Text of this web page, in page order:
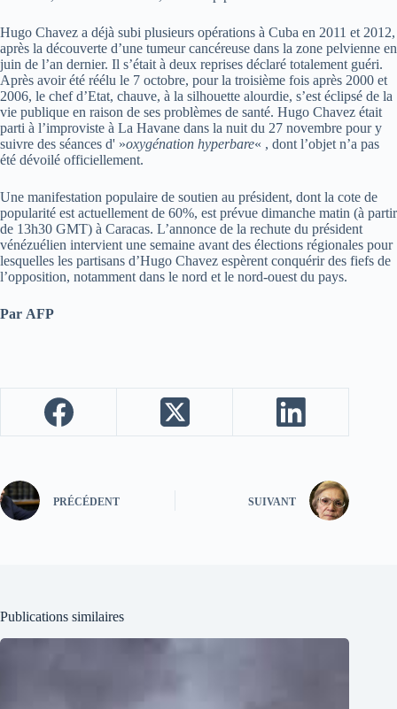
Hugo Chavez a déjà subi plusieurs opérations à Cuba en 2011 et 2012,
après la découverte d’une tumeur cancéreuse dans la zone pelvienne en
juin de l’an dernier. Il s’était à deux reprises déclaré totalement guéri.
Après avoir été réélu le 7 octobre, pour la troisième fois après 2000 et
2006, le chef d’Etat, chauve, à la silhouette alourdie, s’est éclipsé de la
vie publique en raison de ses problèmes de santé. Hugo Chavez était
parti à l’improviste à La Havane dans la nuit du 27 novembre pour y
suivre des séances d' »oxygénation hyperbare« , dont l’objet n’a pas
été dévoilé officiellement.
Une manifestation populaire de soutien au président, dont la cote de
popularité est actuellement de 60%, est prévue dimanche matin (à partir
de 13h30 GMT) à Caracas. L’annonce de la rechute du président
vénézuélien intervient une semaine avant des élections régionales pour
lesquelles les partisans d’Hugo Chavez espèrent conquérir des fiefs de
l’opposition, notamment dans le nord et le nord-ouest du pays.
Par AFP
PRÉCÉDENT SUIVANT
Publications similaires